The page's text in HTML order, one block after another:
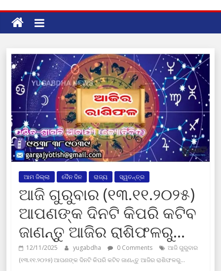
ଆମ ଜିଲ୍ଲା ଦୈନ ଦିନ ରାଜ୍ୟ ସ୍ୱତନ୍ତ୍ର
ଆଜି ଗୁରୁବାର (୧୩.୧୧.୨୦୨୫)
ଆପଣଙ୍କ ଦିନଟି କିପରି କଟିବ
ଜାଣନ୍ତୁ ଆଜିର ରାଶିଫଳରୁ…
12/11/2025 yugabdha 0 Comments
ଆଜି ଗୁରୁବାର
(୧୩.୧୧.୨୦୨୫) ଆପଣଙ୍କ ଦିନଟି କିପରି କଟିବ ଜାଣନ୍ତୁ ଆଜିର ରାଶିଫଳରୁ…